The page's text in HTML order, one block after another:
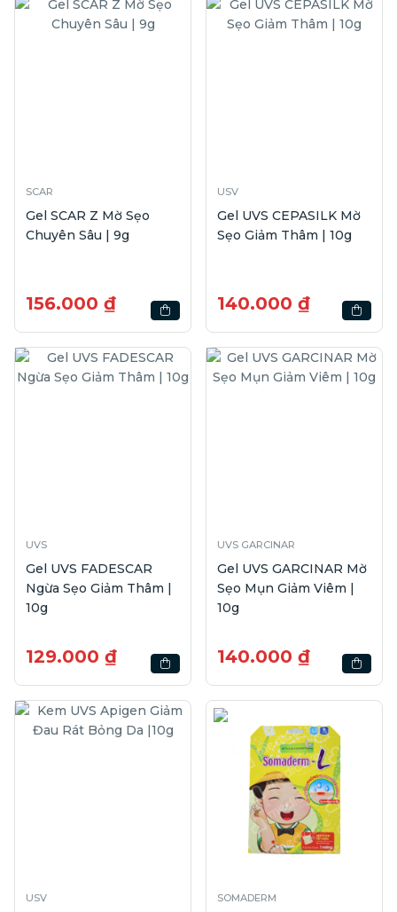
SCAR
Gel SCAR Z Mờ Sẹo
Chuyên Sâu | 9g
156.000 ₫
USV
Gel UVS CEPASILK Mờ
Sẹo Giảm Thâm | 10g
140.000 ₫
UVS
Gel UVS FADESCAR
Ngừa Sẹo Giảm Thâm |
10g
129.000 ₫
UVS GARCINAR
Gel UVS GARCINAR Mờ
Sẹo Mụn Giảm Viêm |
10g
140.000 ₫
USV SOMADERM